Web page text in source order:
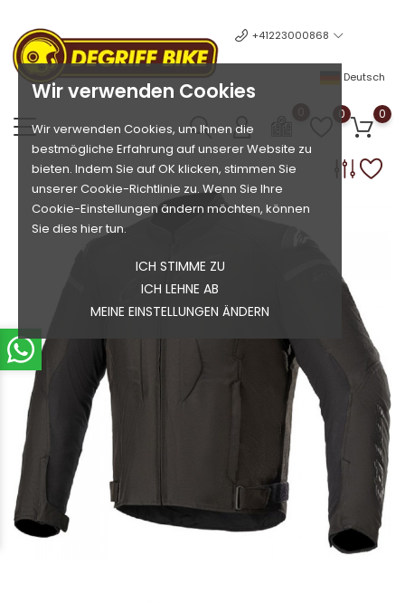
Wir verwenden Cookies
Wir verwenden Cookies, um Ihnen die
bestmögliche Erfahrung auf unserer Website zu
bieten. Indem Sie auf OK klicken, stimmen Sie
unserer Cookie-Richtlinie zu. Wenn Sie Ihre
Cookie-Einstellungen ändern möchten, können
Sie dies hier tun.
ICH STIMME ZU
ICH LEHNE AB
MEINE EINSTELLUNGEN ÄNDERN
+41223000868
Deutsch
0 0